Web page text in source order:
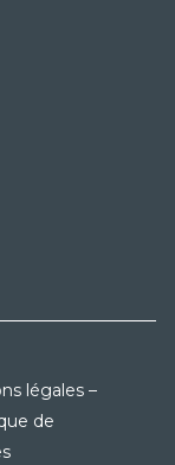
légales –
de